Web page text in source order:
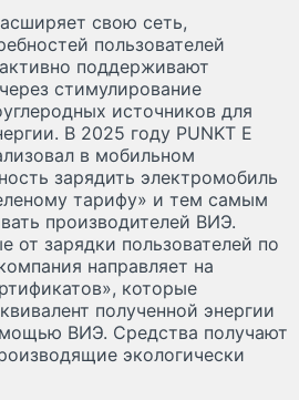
свою сеть,
пользователей
поддерживают
стимулирование
источников для
В 2025 году PUNKT E
в мобильном
зарядить электромобиль
тарифу» и тем самым
производителей ВИЭ.
от зарядки пользователей по
направляет на
которые
полученной энергии
ВИЭ. Средства получают
экологически